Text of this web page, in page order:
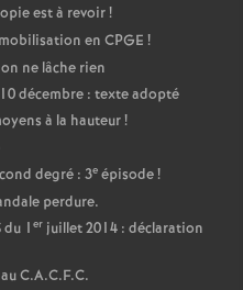
est à revoir!
en CPGE !
ne lâche rien
décembre : texte adopté
à la hauteur!
degré : 3e épisode!
perdure.
1 er juillet 2014 : déclaration
C.A.C.F.C.